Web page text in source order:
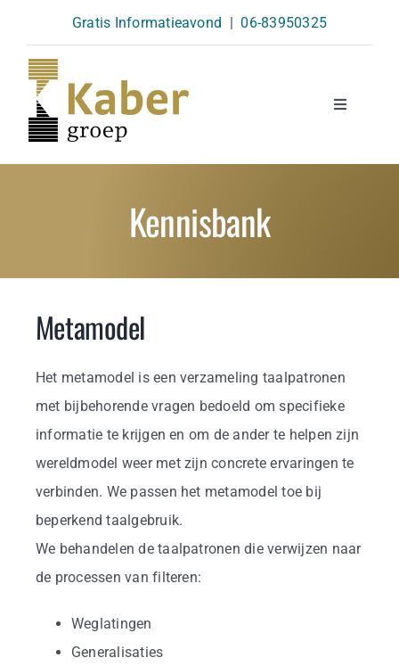
content
Gratis Informatieavond | 06-83950325
Toggle
Opleidingen
Agenda
Business
Info
Kennisbank
Metamodel
Het metamodel is een verzameling taalpatronen
met bijbehorende vragen bedoeld om specifieke
informatie te krijgen en om de ander te helpen zijn
wereldmodel weer met zijn concrete ervaringen te
verbinden. We passen het metamodel toe bij
beperkend taalgebruik.
We behandelen de taalpatronen die verwijzen naar
de processen van filteren:
Weglatingen
Generalisaties